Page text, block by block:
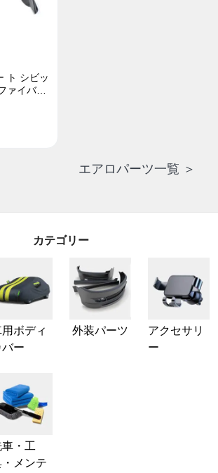
ト シビッ
ァイバー
エアロパーツ一覧 ＞
カテゴリー
ボディ
バー
外装パーツ
アクセサリ
ー
・工
・メンテ